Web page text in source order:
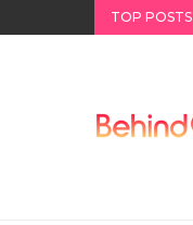
TOP POSTS
SONY